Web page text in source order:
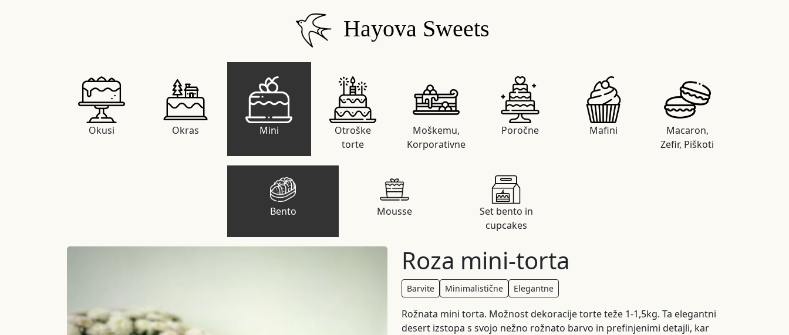
Hayova Sweets
Okusi Okras Mini
Otroške
torte
Moškemu,
Korporativne
Poročne Mafini
Macaron,
Zefir, Piškoti
Bento Mousse
Set bento in
cupcakes
Roza mini-torta
Barvite Minimalistične Elegantne
Rožnata mini torta. Možnost dekoracije torte teže 1-1,5kg. Ta elegantni
desert izstopa s svojo nežno rožnato barvo in prefinjenimi detajli, kar